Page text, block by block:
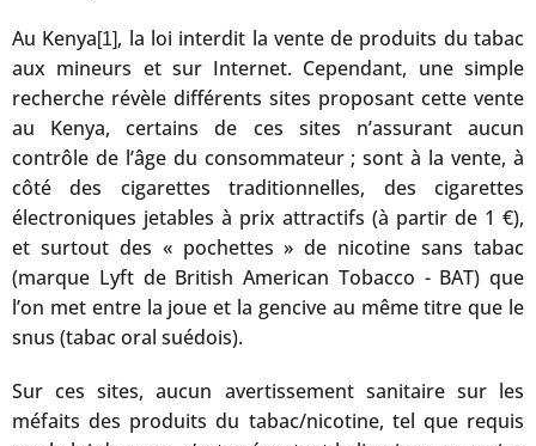
Au Kenya[1], la loi interdit la vente de produits du tabac
aux mineurs et sur Internet. Cependant, une simple
recherche révèle différents sites proposant cette vente
au Kenya, certains de ces sites n’assurant aucun
contrôle de l’âge du consommateur ; sont à la vente, à
côté des cigarettes traditionnelles, des cigarettes
électroniques jetables à prix attractifs (à partir de 1 €),
et surtout des « pochettes » de nicotine sans tabac
(marque Lyft de British American Tobacco - BAT) que
l’on met entre la joue et la gencive au même titre que le
snus (tabac oral suédois).
Sur ces sites, aucun avertissement sanitaire sur les
méfaits des produits du tabac/nicotine, tel que requis